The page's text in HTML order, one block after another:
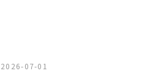
2026-07-01